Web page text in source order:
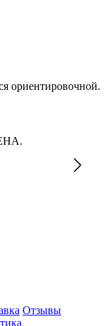
ориентировочной.
Отзывы